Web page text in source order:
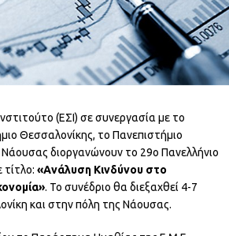
(ΕΣΙ) σε συνεργασία με το
Θεσσαλονίκης, το Πανεπιστήμιο
διοργανώνουν το 29ο Πανελλήνιο
τίτλο: «Ανάλυση Κινδύνου στο
. Το συνέδριο θα διεξαχθεί 4-7
και στην πόλη της Νάουσας.